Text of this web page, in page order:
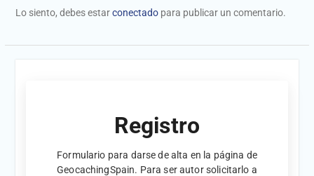
Lo siento, debes estarconectadopara publicar un comentario.
Registro
Formulario para darse de alta en la página de
GeocachingSpain. Para ser autor solicitarlo a